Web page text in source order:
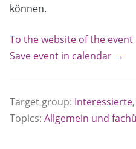
können.
To the website of the
Save event in calendar →
Target group: Interessierte,
Topics: Allgemein und